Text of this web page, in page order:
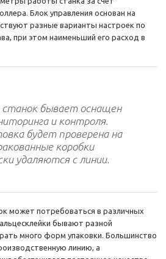
Блок управления основан на
разные варианты настроек по
при этом наименьший его расход в
станок бывает оснащен
и контроля.
будет проверена на
коробки
удаляются с линии.
может потребоваться в различных
бывают разной
много форм упаковки. Большинство
линию, а